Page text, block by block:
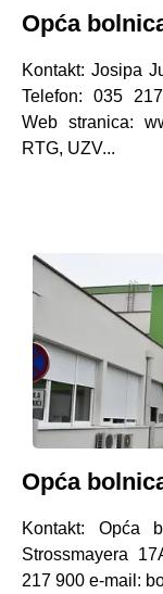
Opća
Kontakt: Josipa
Telefon: 035
Web stranica:
RTG, UZV...
Opća
Kontakt: Opća
Strossmayera
217 900 e-mail: